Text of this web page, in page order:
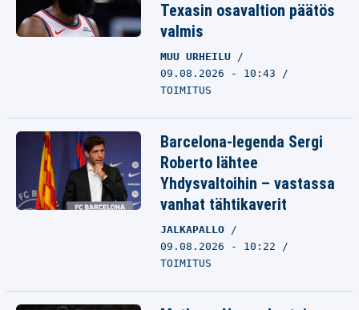
Texasin osavaltion päätös
valmis
MUU URHEILU
09.08.2026 - 10:43
TOIMITUS
Barcelona-legenda Sergi
Roberto lähtee
Yhdysvaltoihin – vastassa
vanhat tähtikaverit
JALKAPALLO
09.08.2026 - 10:22
TOIMITUS